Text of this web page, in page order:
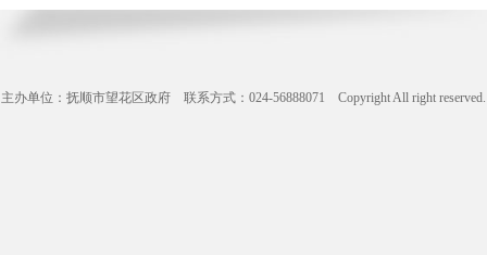
主办单位：抚顺市望花区政府 联系方式：024-56888071 Copyright All right